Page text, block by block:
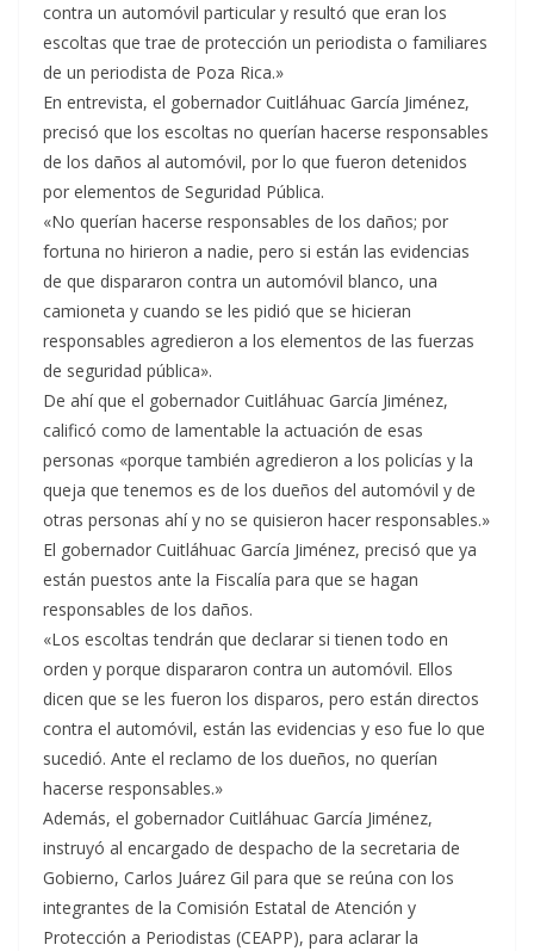
contra un automóvil particular y resultó que eran los
escoltas que trae de protección un periodista o familiares
de un periodista de Poza Rica.»
En entrevista, el gobernador Cuitláhuac García Jiménez,
precisó que los escoltas no querían hacerse responsables
de los daños al automóvil, por lo que fueron detenidos
por elementos de Seguridad Pública.
«No querían hacerse responsables de los daños; por
fortuna no hirieron a nadie, pero si están las evidencias
de que dispararon contra un automóvil blanco, una
camioneta y cuando se les pidió que se hicieran
responsables agredieron a los elementos de las fuerzas
de seguridad pública».
De ahí que el gobernador Cuitláhuac García Jiménez,
calificó como de lamentable la actuación de esas
personas «porque también agredieron a los policías y la
queja que tenemos es de los dueños del automóvil y de
otras personas ahí y no se quisieron hacer responsables.»
El gobernador Cuitláhuac García Jiménez, precisó que ya
están puestos ante la Fiscalía para que se hagan
responsables de los daños.
«Los escoltas tendrán que declarar si tienen todo en
orden y porque dispararon contra un automóvil. Ellos
dicen que se les fueron los disparos, pero están directos
contra el automóvil, están las evidencias y eso fue lo que
sucedió. Ante el reclamo de los dueños, no querían
hacerse responsables.»
Además, el gobernador Cuitláhuac García Jiménez,
instruyó al encargado de despacho de la secretaria de
Gobierno, Carlos Juárez Gil para que se reúna con los
integrantes de la Comisión Estatal de Atención y
Protección a Periodistas (CEAPP), para aclarar la